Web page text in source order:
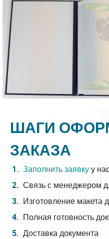
ШАГИ
ЗАКАЗА
Заполнить заявкуу
Связь с менеджером
Изготовление макета
Полная готовность
Доставка документа